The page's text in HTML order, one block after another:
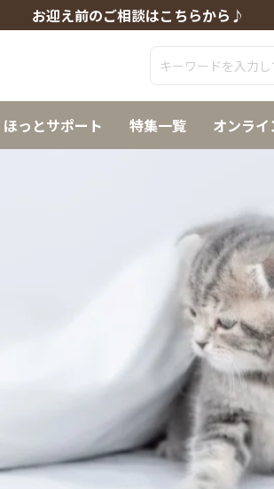
お迎え前のご相談はこちらから♪
ほっとサポート 特集一覧 オンラ